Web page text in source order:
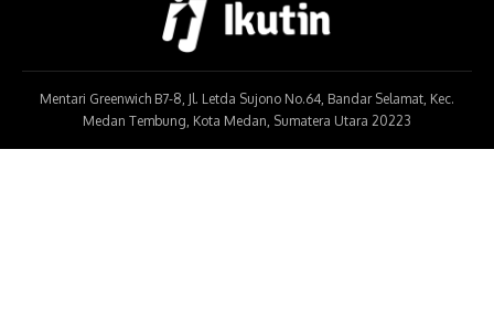
Mentari Greenwich B7-8, Jl. Letda Sujono No.64, Bandar Selamat, Kec.
Medan Tembung, Kota Medan, Sumatera Utara 20223